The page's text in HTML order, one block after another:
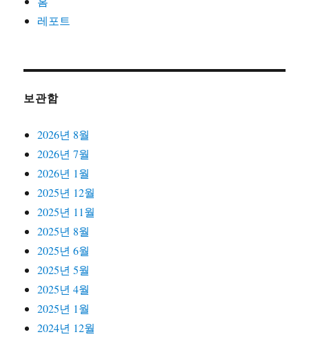
레포트
보관함
2026년 8월
2026년 7월
2026년 1월
2025년 12월
2025년 11월
2025년 8월
2025년 6월
2025년 5월
2025년 4월
2025년 1월
2024년 12월